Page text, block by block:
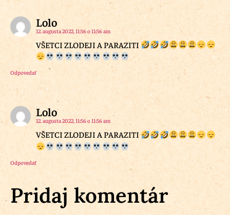
Lolo
12. augusta 2022, 11:56 o 11:56 am
VŠETCI ZLODEJI A PARAZITI
Odpovedať
Lolo
12. augusta 2022, 11:56 o 11:56 am
VŠETCI ZLODEJI A PARAZITI
Odpovedať
Pridaj komentár